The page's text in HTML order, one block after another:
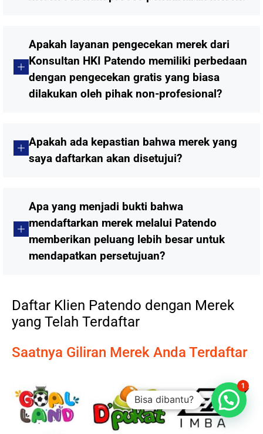
Apakah layanan pengecekan merek dari
Konsultan HKI Patendo memiliki perbedaan
dengan pengecekan gratis yang biasa
dilakukan oleh pihak non-profesional?
Apakah ada kepastian bahwa merek yang
saya daftarkan akan disetujui?
Apa yang menjadi bukti bahwa
mendaftarkan merek melalui Patendo
memberikan peluang lebih besar untuk
mendapatkan persetujuan?
Daftar Klien Patendo dengan Merek
yang Telah Terdaftar
Saatnya Giliran Merek Anda Terdaftar
Bisa dibantu?
1